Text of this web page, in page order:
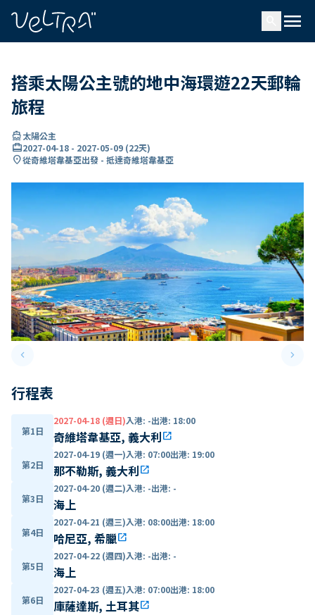
menu
搭乘太陽公主號的地中海環遊22天郵輪
旅程
directions_boat太陽公主
card_travel2027-04-18 - 2027-05-09 (22天)
location_on從奇維塔韋基亞出發 - 抵達奇維塔韋基亞
keyboard_arrow_leftPrevious slide keyboard_arrow_right
行程表
第1日
2027-04-18 (週日)入港: -出港: 18:00
奇維塔韋基亞, 義大利open_in_new
第2日
2027-04-19 (週一)入港: 07:00出港: 19:00
那不勒斯, 義大利open_in_new
第3日
2027-04-20 (週二)入港: -出港: -
海上
第4日
2027-04-21 (週三)入港: 08:00出港: 18:00
哈尼亞, 希臘open_in_new
第5日
2027-04-22 (週四)入港: -出港: -
海上
第6日
2027-04-23 (週五)入港: 07:00出港: 18:00
庫薩達斯, 土耳其open_in_new